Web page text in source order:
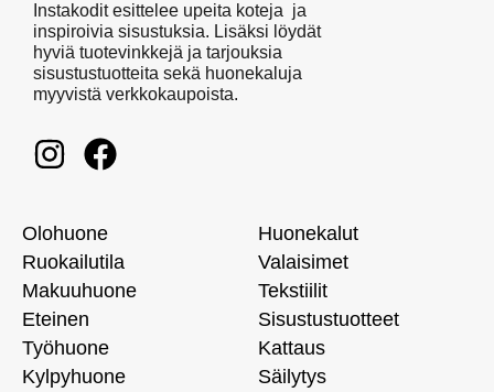
Instakodit esittelee upeita koteja ja
inspiroivia sisustuksia. Lisäksi löydät
hyviä tuotevinkkejä ja tarjouksia
sisustustuotteita sekä huonekaluja
myyvistä verkkokaupoista.
Olohuone
Ruokailutila
Makuuhuone
Eteinen
Työhuone
Kylpyhuone
Huonekalut
Valaisimet
Tekstiilit
Sisustustuotteet
Kattaus
Säilytys